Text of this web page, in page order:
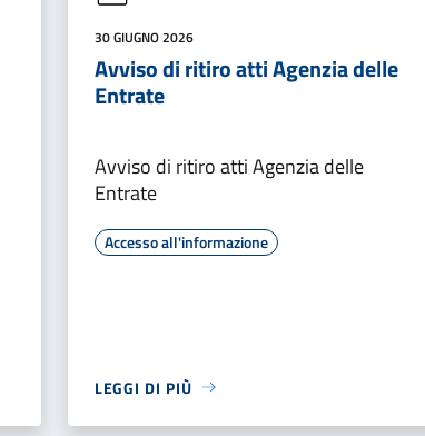
30 GIUGNO 2026
Avviso di ritiro atti Agenzia delle
Entrate
Avviso di ritiro atti Agenzia delle
Entrate
Accesso all'informazione
LEGGI DI PIÙ